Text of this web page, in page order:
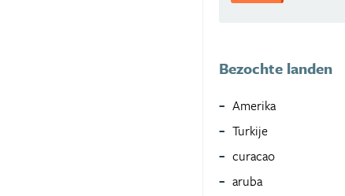
Bezochte landen
Amerika
Turkije
curacao
aruba